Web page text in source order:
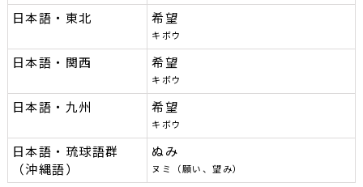
日本語・東北 希望
キボウ
日本語・関西 希望
キボウ
日本語・九州 希望
キボウ
日本語・琉球語群
（沖縄語）
ぬみ
ヌミ（願い、望み）